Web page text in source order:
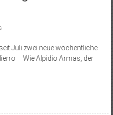
Juli zwei neue wöchentliche
– Wie Alpidio Armas, der